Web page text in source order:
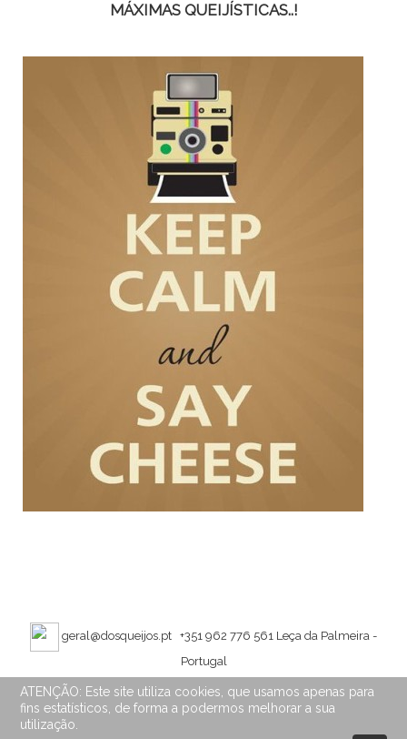
MÁXIMAS QUEIJÍSTICAS..!
geral@dosqueijos.pt +351 962 776 561 Leça da Palmeira -
Portugal
Copyright © 2026 DosQueijos.pt -Designed by TTVerde.PT (A.O.)
ATENÇÃO: Este site utiliza cookies, que usamos apenas para
fins estatísticos, de forma a podermos melhorar a sua
utilização.